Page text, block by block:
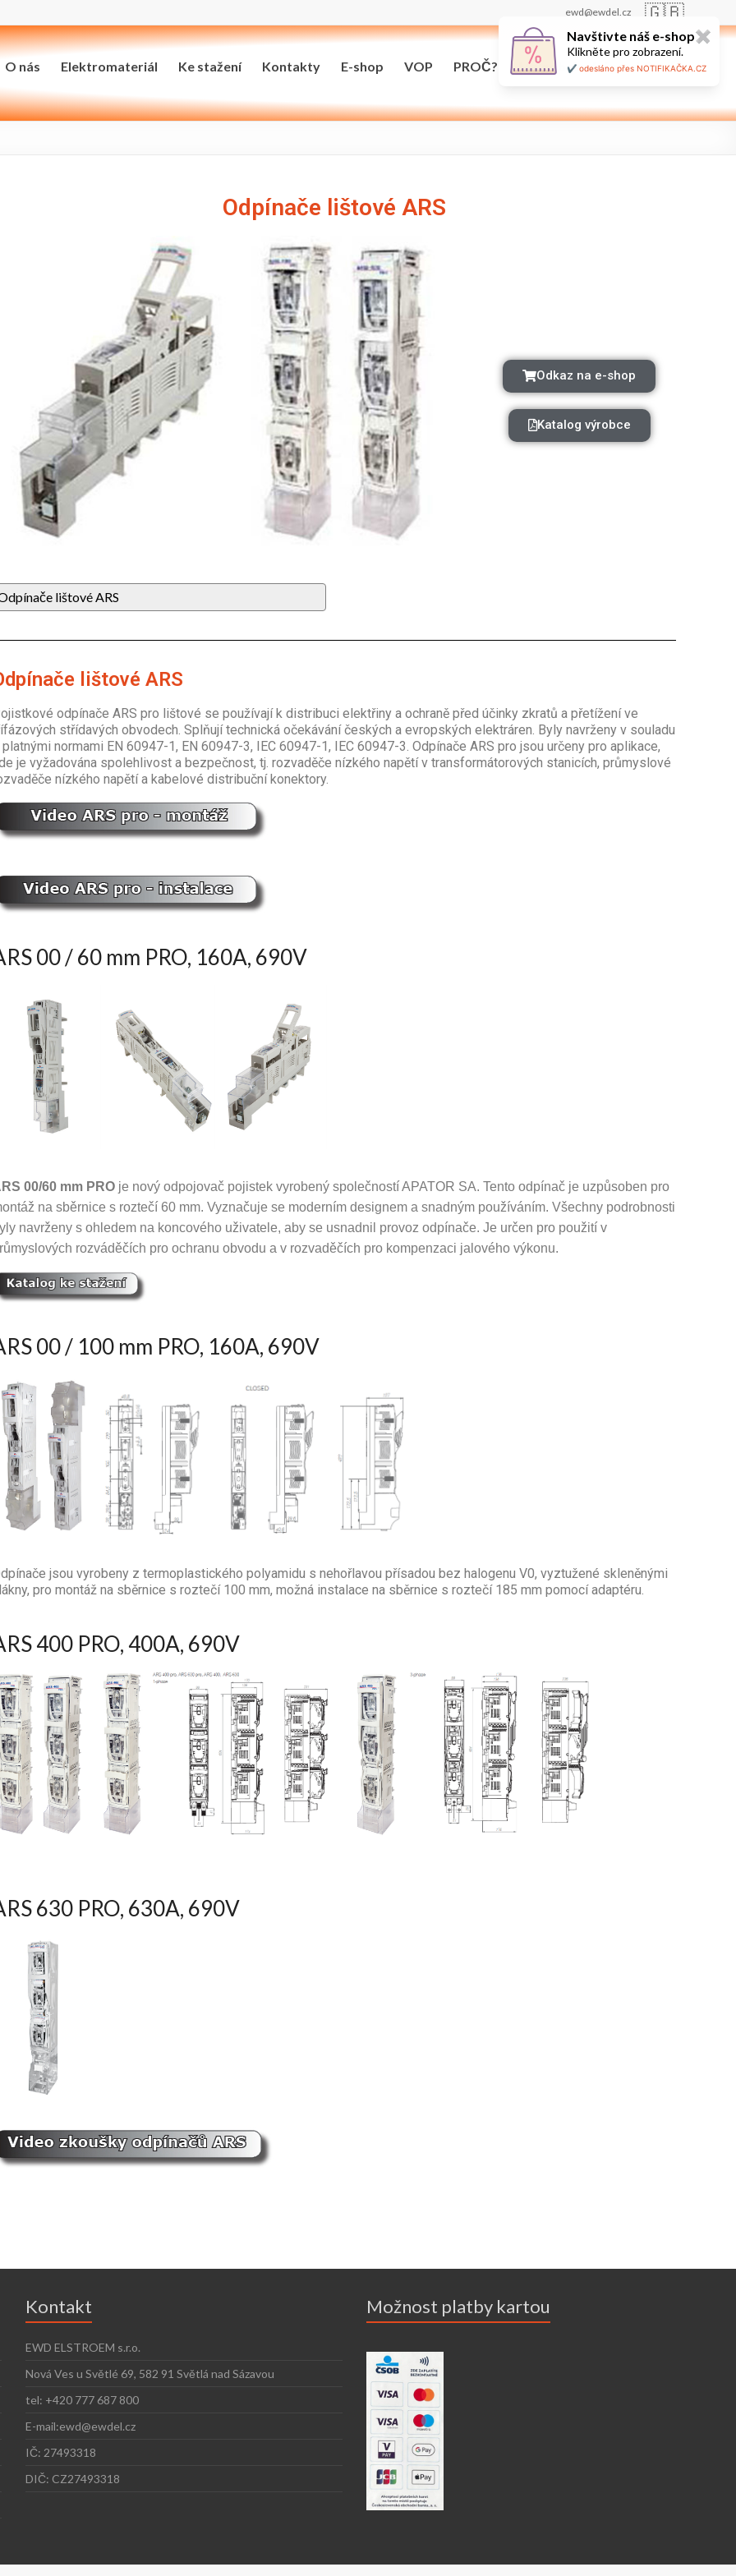
ewd@ewdel.cz 🇬🇧
O nás Elektromateriál Ke stažení Kontakty E-shop VOP PROČ? Maloobchodní prodej
Odpínače lištové ARS
Odkaz na e-shop
Katalog výrobce
lištové ARS
lištové ARS
odpínače ARS pro lištové se používají k distribuci elektřiny a ochraně před účinky zkratů a přetížení ve
střídavých obvodech. Splňují technická očekávání českých a evropských elektráren. Byly navrženy v souladu
normami EN 60947-1, EN 60947-3, IEC 60947-1, IEC 60947-3. Odpínače ARS pro jsou určeny pro aplikace,
je vyžadována spolehlivost a bezpečnost, tj. rozvaděče nízkého napětí v transformátorových stanicích, průmyslové
nízkého napětí a kabelové distribuční konektory.
00 / 60 mm PRO, 160A, 690V
00/60 mm PRO je nový odpojovač pojistek vyrobený společností APATOR SA.Tento odpínač je uzpůsoben pro
na sběrnice s roztečí 60 mm.Vyznačuje se moderním designem a snadným používáním.Všechny podrobnosti
navrženy s ohledem na koncového uživatele, aby se usnadnil provoz odpínače.Je určen pro použití v
rozváděčích pro ochranu obvodu a v rozvaděčích pro kompenzaci jalového výkonu.
00 / 100 mm PRO, 160A, 690V
jsou vyrobeny z termoplastického polyamidu s nehořlavou přísadou bez halogenu V0, vyztužené skleněnými
pro montáž na sběrnice s roztečí 100 mm, možná instalace na sběrnice s roztečí 185 mm pomocí adaptéru.
400 PRO, 400A, 690V
630 PRO, 630A, 690V
Kontakt
EWD ELSTROEM s.r.o.
Nová Ves u Světlé 69, 582 91 Světlá nad Sázavou
tel: +420 777 687 800
E-mail:ewd@ewdel.cz
IČ: 27493318
DIČ: CZ27493318
Možnost platby kartou
Navštivte náš e-shop✖
Klikněte pro zobrazení.
✔️ odesláno přes NOTIFIKAČKA.CZ